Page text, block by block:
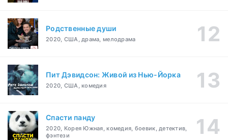
Родственные души
2020, США, драма, мелодрама
Пит Дэвидсон: Живой из Нью-Йорка
2020, США, комедия
Спасти панду
2020, Корея Южная, комедия, боевик, детектив,
фэнтези